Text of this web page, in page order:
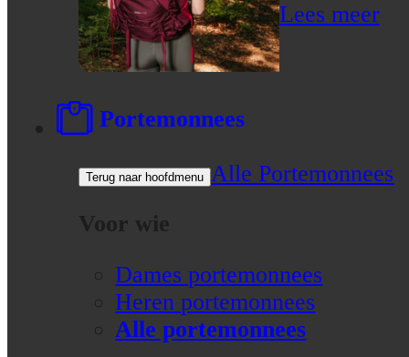
Lees meer
Portemonnees
Terug naar hoofdmenu Alle Portemonnees
Voor wie
Dames portemonnees
Heren portemonnees
Alle portemonnees